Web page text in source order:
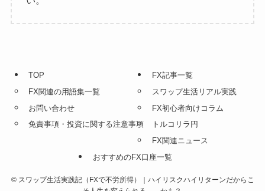
TOP
FX関連の用語集一覧
お問い合わせ
免責事項・投資に関する注意事項
FX記事一覧
スワップ生活リアル実践
FX初心者向けコラム
トルコリラ円
FX関連ニュース
おすすめのFX口座一覧
©スワップ生活実践記（FXで不労所得）｜ハイリスクハイリターンだからこ